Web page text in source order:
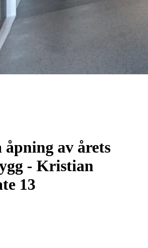
åpning av årets
- Kristian
13